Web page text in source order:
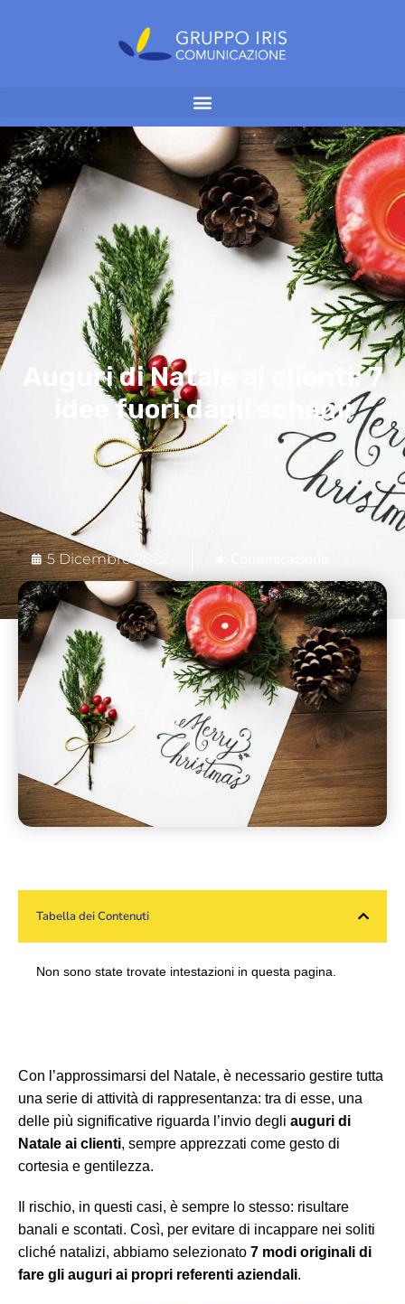
Auguri di Natale ai clienti: 7
idee fuori dagli schemi
5 Dicembre 2022
Tabella dei Contenuti
Non sono state trovate intestazioni in questa pagina.
Con l’approssimarsi del Natale, è necessario gestire tutta
una serie di attività di rappresentanza: tra di esse, una
delle più significative riguarda l’invio degli auguri di
Natale ai clienti, sempre apprezzati come gesto di
cortesia e gentilezza.
Il rischio, in questi casi, è sempre lo stesso: risultare
banali e scontati. Così, per evitare di incappare nei soliti
cliché natalizi, abbiamo selezionato 7 modi originali di
fare gli auguri ai propri referenti aziendali.